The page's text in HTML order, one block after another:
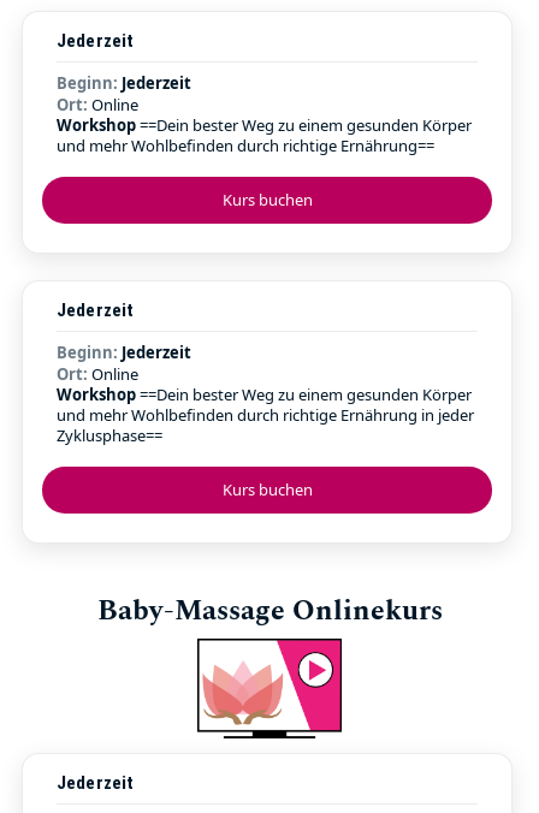
Kurs buchen
Jederzeit
Beginn: Jederzeit
Ort: Online
Workshop==Dein bester Weg zu einem gesunden Körper
und mehr Wohlbefinden durch richtige Ernährung==
Kurs buchen
Jederzeit
Beginn: Jederzeit
Ort: Online
Workshop==Dein bester Weg zu einem gesunden Körper
und mehr Wohlbefinden durch richtige Ernährung in jeder
Zyklusphase==
Baby-Massage Onlinekurs
Jederzeit